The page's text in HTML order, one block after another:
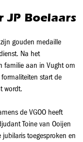
JP Boelaars
gouden medaille
Na het
familie aan in Vught om
start de
wordt.
de VGOO heeft
Toine van Ooijen
jubilaris toegesproken en